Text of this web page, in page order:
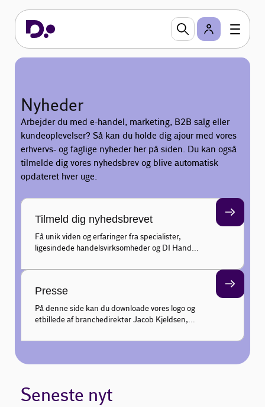
Nyheder
Arbejder du med e-handel, marketing, B2B salg eller
kundeoplevelser? Så kan du holde dig ajour med vores
erhvervs- og faglige nyheder her på siden. Du kan også
tilmelde dig vores nyhedsbrev og blive automatisk
opdateret hver uge.
Tilmeld dig nyhedsbrevet
Få unik viden og erfaringer fra specialister,
ligesindede handelsvirksomheder og DI Handel
kundeadfærd hver uge, og gør din faglige profil
Presse
På denne side kan du downloade vores logo og
et billede af branchedirektør Jacob Kjeldsen,
udtalelser.
Seneste nyt